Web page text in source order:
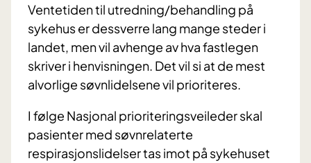
Ventetiden til utredning/behandling på
sykehus er dessverre lang mange steder i
landet, men vil avhenge av hva fastlegen
skriver i henvisningen. Det vil si at de mest
alvorlige søvnlidelsene vil prioriteres.
I følge Nasjonal prioriteringsveileder skal
pasienter med søvnrelaterte
respirasjonslidelser tas imot på sykehuset